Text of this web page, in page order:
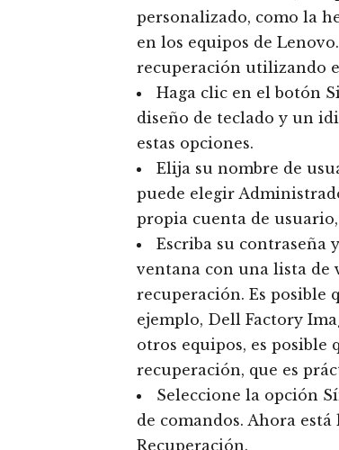
personalizado, como la
en los equipos de
recuperación utilizando
Haga clic en el botón
diseño de teclado y un
estas opciones.
Elija su nombre de
puede elegir
propia cuenta de
Escriba su contraseña
ventana con una lista de
recuperación. Es posible
ejemplo, Dell Factory
otros equipos, es
recuperación, que es
Seleccione la opción
de comandos. Ahora
Recuperación.